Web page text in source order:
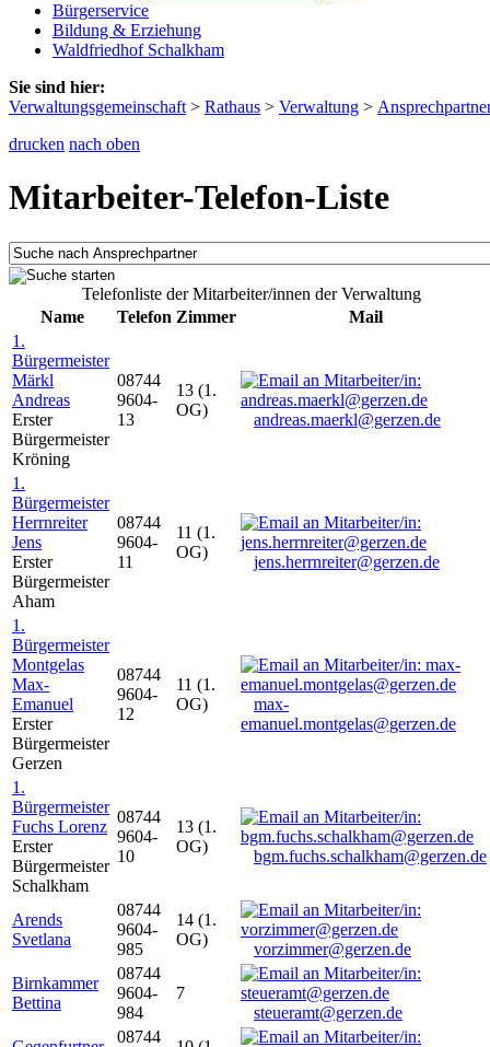
Bürgerservice
Bildung & Erziehung
Waldfriedhof Schalkham
Sie sind hier:
Verwaltungsgemeinschaft > Rathaus > Verwaltung >
drucken nach oben
Mitarbeiter-Telefon-Liste
Telefonliste der Mitarbeiter/innen der Verwaltung
Name
Telefon Zimmer
Mail
1.
Bürgermeister
Märkl
Andreas
Erster
Bürgermeister
Kröning
08744
9604-
13
13 (1.
OG)
andreas.maerkl@gerzen.de
1.
Bürgermeister
Herrnreiter
Jens
Erster
Bürgermeister
Aham
08744
9604-
11
11 (1.
OG)
jens.herrnreiter@gerzen.de
1.
Bürgermeister
Montgelas
Max-
Emanuel
Erster
Bürgermeister
Gerzen
08744
9604-
12
11 (1.
OG)
max-
emanuel.montgelas@gerzen.de
1.
Bürgermeister
Fuchs Lorenz
Erster
Bürgermeister
Schalkham
08744
9604-
10
13 (1.
OG)
bgm.fuchs.schalkham@gerzen.de
Arends
Svetlana
08744
9604-
985
14 (1.
OG)
vorzimmer@gerzen.de
Birnkammer
Bettina
08744
9604-
984
7
steueramt@gerzen.de
08744